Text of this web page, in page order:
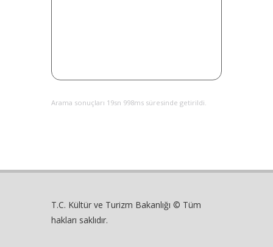
Arama sonuçları 19sn 998ms süresinde getirildi.
T.C. Kültür ve Turizm Bakanlığı © Tüm
hakları saklıdır.